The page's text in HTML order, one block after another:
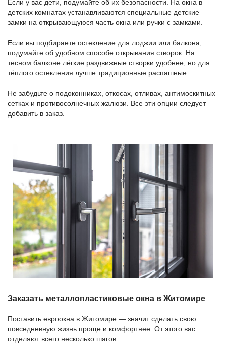
Если у вас дети, подумайте об их безопасности. На окна в
детских комнатах устанавливаются специальные детские
замки на открывающуюся часть окна или ручки с замками.
Если вы подбираете остекление для лоджии или балкона,
подумайте об удобном способе открывания створок. На
тесном балконе лёгкие раздвижные створки удобнее, но для
тёплого остекления лучше традиционные распашные.
Не забудьте о подоконниках, откосах, отливах, антимоскитных
сетках и противосолнечных жалюзи. Все эти опции следует
добавить в заказ.
Заказать металлопластиковые окна в Житомире
Поставить евроокна в Житомире — значит сделать свою
повседневную жизнь проще и комфортнее. От этого вас
отделяют всего несколько шагов.